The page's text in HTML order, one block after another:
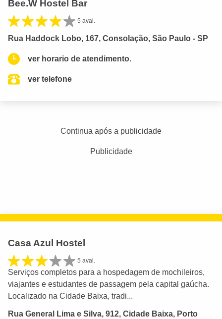
Bee.W Hostel Bar
5 aval.
Rua Haddock Lobo, 167, Consolação, São Paulo - SP
ver horario de atendimento.
ver telefone
Continua após a publicidade
Publicidade
Casa Azul Hostel
5 aval.
Serviços completos para a hospedagem de mochileiros,
viajantes e estudantes de passagem pela capital gaúcha.
Localizado na Cidade Baixa, tradi...
Rua General Lima e Silva, 912, Cidade Baixa, Porto